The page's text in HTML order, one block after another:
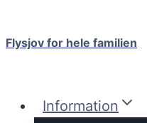
til
Flysjov for hele familien
Information